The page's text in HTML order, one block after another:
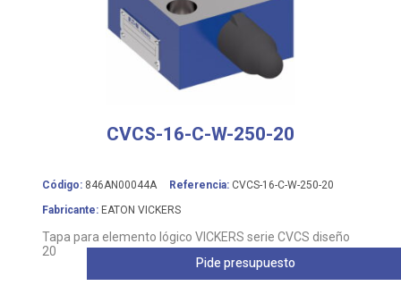
CVCS-16-C-W-250-20
Código: 846AN00044A Referencia: CVCS-16-C-W-250-20
Fabricante: EATON VICKERS
Tapa para elemento lógico VICKERS serie CVCS diseño
20
Pide presupuesto